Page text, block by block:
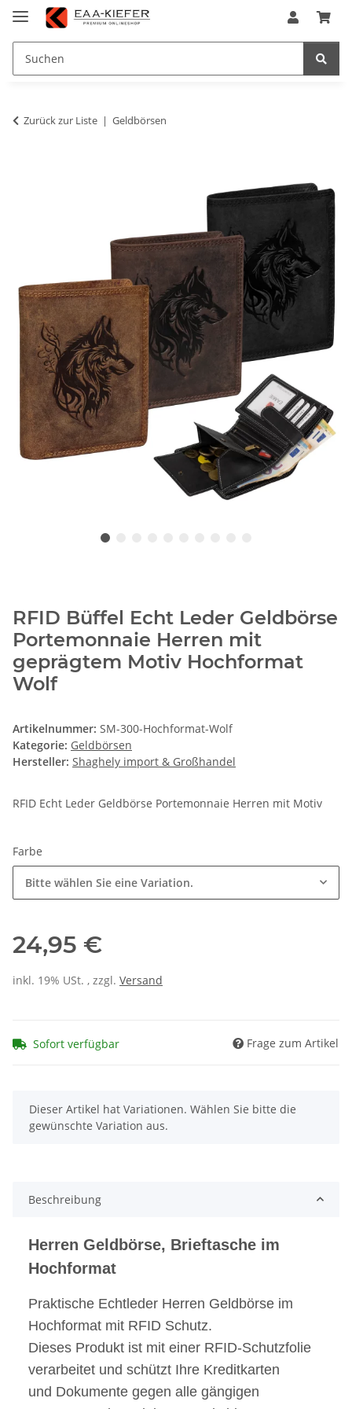
Zurück zur Liste Geldbörsen
RFID Büffel Echt Leder Geldbörse
Portemonnaie Herren mit
geprägtem Motiv Hochformat
Wolf
Artikelnummer: SM-300-Hochformat-Wolf
Kategorie: Geldbörsen
Hersteller: Shaghely import & Großhandel
RFID Echt Leder Geldbörse Portemonnaie Herren mit Motiv
Farbe
Bitte wählen Sie eine Variation.
24,95 €
inkl. 19% USt. , zzgl. Versand
Sofort verfügbar Frage zum Artikel
x
Dieser Artikel hat Variationen. Wählen Sie bitte die
gewünschte Variation aus.
Beschreibung
Herren Geldbörse, Brieftasche im
Hochformat
Praktische Echtleder Herren Geldbörse im
Hochformat mit RFID Schutz.
Dieses Produkt ist mit einer RFID-Schutzfolie
verarbeitet und schützt Ihre Kreditkarten
und Dokumente gegen alle gängigen